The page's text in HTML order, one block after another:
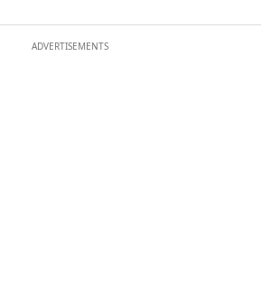
ADVERTISEMENTS